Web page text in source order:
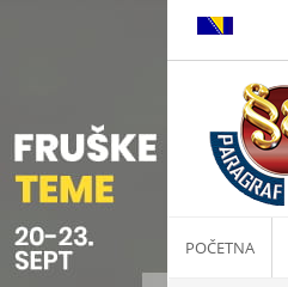
POČETNA